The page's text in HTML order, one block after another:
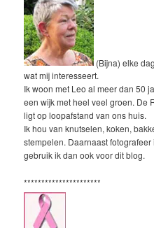
(Bijna) elke
wat mij interesseert.
Ik woon met Leo al meer dan 50
een wijk met heel veel groen. De
ligt op loopafstand van ons huis.
Ik hou van knutselen, koken,
stempelen. Daarnaast
gebruik ik dan ook voor dit blog.
**********************